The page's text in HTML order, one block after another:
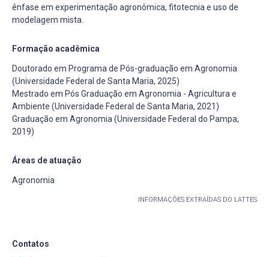
ênfase em experimentação agronômica, fitotecnia e uso de
modelagem mista.
Formação acadêmica
Doutorado em Programa de Pós-graduação em Agronomia
(Universidade Federal de Santa Maria, 2025)
Mestrado em Pós Graduação em Agronomia - Agricultura e
Ambiente (Universidade Federal de Santa Maria, 2021)
Graduação em Agronomia (Universidade Federal do Pampa,
2019)
Áreas de atuação
Agronomia
INFORMAÇÕES EXTRAÍDAS DO LATTES
Contatos